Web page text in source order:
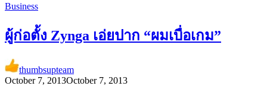
Business
ผู้ก่อตั้ง Zynga เอ่ยปาก “ผมเบื่อเกม”
thumbsupteam
October 7, 2013October 7, 2013